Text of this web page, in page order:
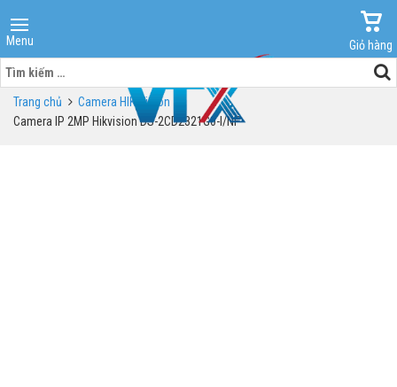
Menu
Giỏ hàng
Tìm
kiếm
cho:Trang chủ
Camera HIK Vision
Camera IP 2MP Hikvision DS-2CD2321G0-I/NF